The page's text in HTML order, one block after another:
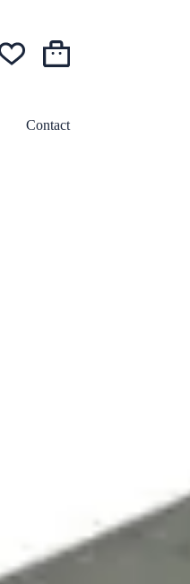
Winkelwagen
Contact